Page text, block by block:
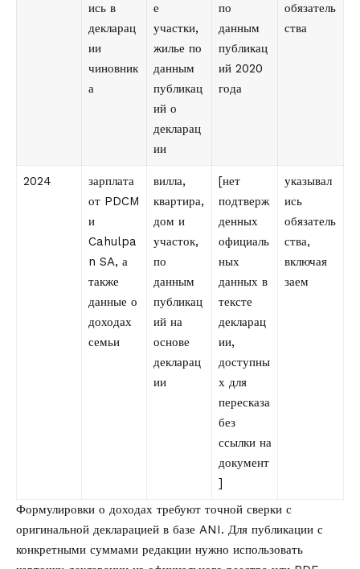
ись в
декларац
ии
чиновник
а
е
участки,
жилье по
данным
публикац
ий о
декларац
ии
по
данным
публикац
ий 2020
года
обязатель
ства
2024
зарплата
от PDCM
и
Cahulpa
n SA, а
также
данные о
доходах
семьи
вилла,
квартира,
дом и
участок,
по
данным
публикац
ий на
основе
декларац
ии
[нет
подтверж
денных
официаль
ных
данных в
тексте
декларац
ии,
доступны
х для
пересказа
без
ссылки на
документ
]
указывал
ись
обязатель
ства,
включая
заем
Формулировки о доходах требуют точной сверки с
оригинальной декларацией в базе ANI. Для публикации с
конкретными суммами редакции нужно использовать